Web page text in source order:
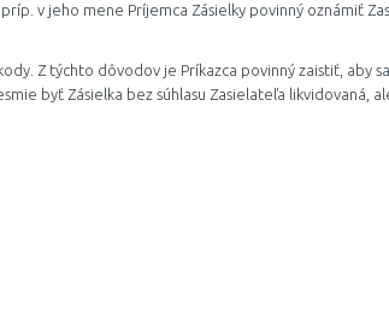
v jeho mene Príjemca Zásielky povinný oznámiť
Z týchto dôvodov je Príkazca povinný zaistiť, aby
byť Zásielka bez súhlasu Zasielateľa likvidovaná,